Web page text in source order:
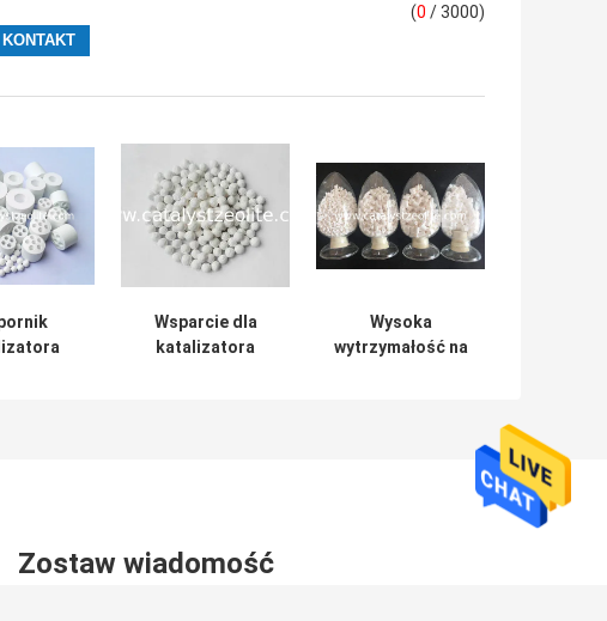
(0 / 3000)
Wsparcie dla
katalizatora
Wysoka
wytrzymałość na
Zostaw wiadomość